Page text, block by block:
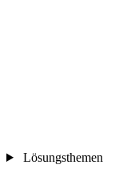
Lösungsthemen